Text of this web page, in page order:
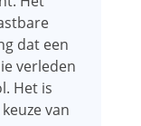
dat een
verleden
Het is
van